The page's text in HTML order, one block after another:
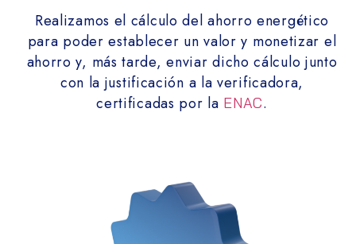
Realizamos el cálculo del ahorro energético
para poder establecer un valor y monetizar el
ahorro y, más tarde, enviar dicho cálculo junto
con la justificación a la verificadora,
certificadas por la ENAC.